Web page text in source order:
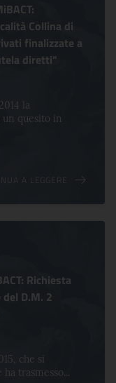
Collina di
finalizzate a
diretti"
la
quesito in
A LEGGERE
Richiesta
D.M. 2
che si
trasmesso...